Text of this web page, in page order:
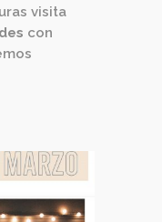
visita
con